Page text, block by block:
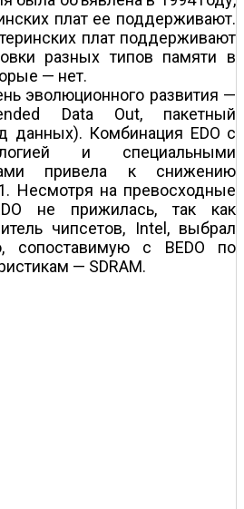
плат ее поддерживают.
плат поддерживают
разных типов памяти в
— нет.
эволюционного развития —
Data Out, пакетный
данных). Комбинация EDO с
и специальными
привела к снижению
Несмотря на превосходные
не прижилась, так как
чипсетов, Intel, выбрал
сопоставимую с BEDO по
— SDRAM.